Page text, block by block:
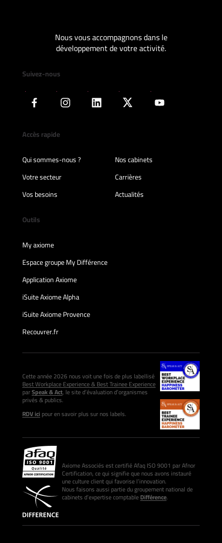
Nous vous accompagnons dans le
développement de votre activité.
Suivez-nous
Accès rapide
Qui sommes-nous ?
Nos cabinets
Votre secteur
Carrières
Vos besoins
Actualités
Outils
My axiome
Espace groupe My Différence
Application Axiome
iSuite Axiome Alpha
iSuite Axiome Provence
Recouvrer.fr
Cette année 2026 nous voit une fois de plus labellisé
Best Workplace Experience & Best Trainee Experience
parSpeak & Act, le site d’évaluation d’organismes
privés & publics.
RDV icipour en savoir plus sur nos labels.
Axiome Associés est certifié Afaq ISO 9001 par Afnor
Certification, ce qui signifie que nous avons instauré
une culture client qui favorise l’innovation.
Nous faisons aussi partie du groupement national de
cabinets d’expertise comptableDifférence.